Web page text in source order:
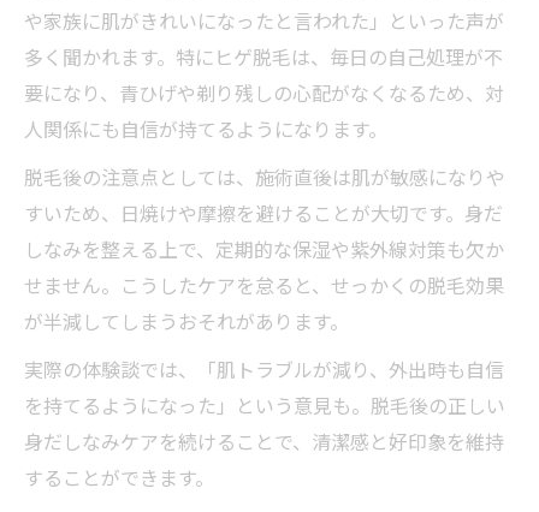
や家族に肌がきれいになったと言われた」といった声が
多く聞かれます。特にヒゲ脱毛は、毎日の自己処理が不
要になり、青ひげや剃り残しの心配がなくなるため、対
人関係にも自信が持てるようになります。
脱毛後の注意点としては、施術直後は肌が敏感になりや
すいため、日焼けや摩擦を避けることが大切です。身だ
しなみを整える上で、定期的な保湿や紫外線対策も欠か
せません。こうしたケアを怠ると、せっかくの脱毛効果
が半減してしまうおそれがあります。
実際の体験談では、「肌トラブルが減り、外出時も自信
を持てるようになった」という意見も。脱毛後の正しい
身だしなみケアを続けることで、清潔感と好印象を維持
することができます。